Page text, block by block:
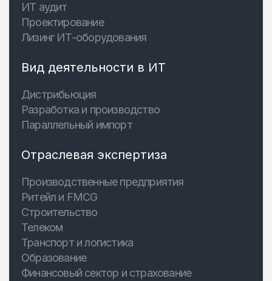
ИТ аудит
Проектирование
Лизинг ИТ-оборудования
Вид деятельности в ИТ
Дистрибьюция
Разработка и производство
Параллельный импорт
Отраслевая экспертиза
Производственные предприятия
Ритейл и FMCG
Строительство
Телеком
Транспорт и логистика
Образование
Финансовый сектор и страхование